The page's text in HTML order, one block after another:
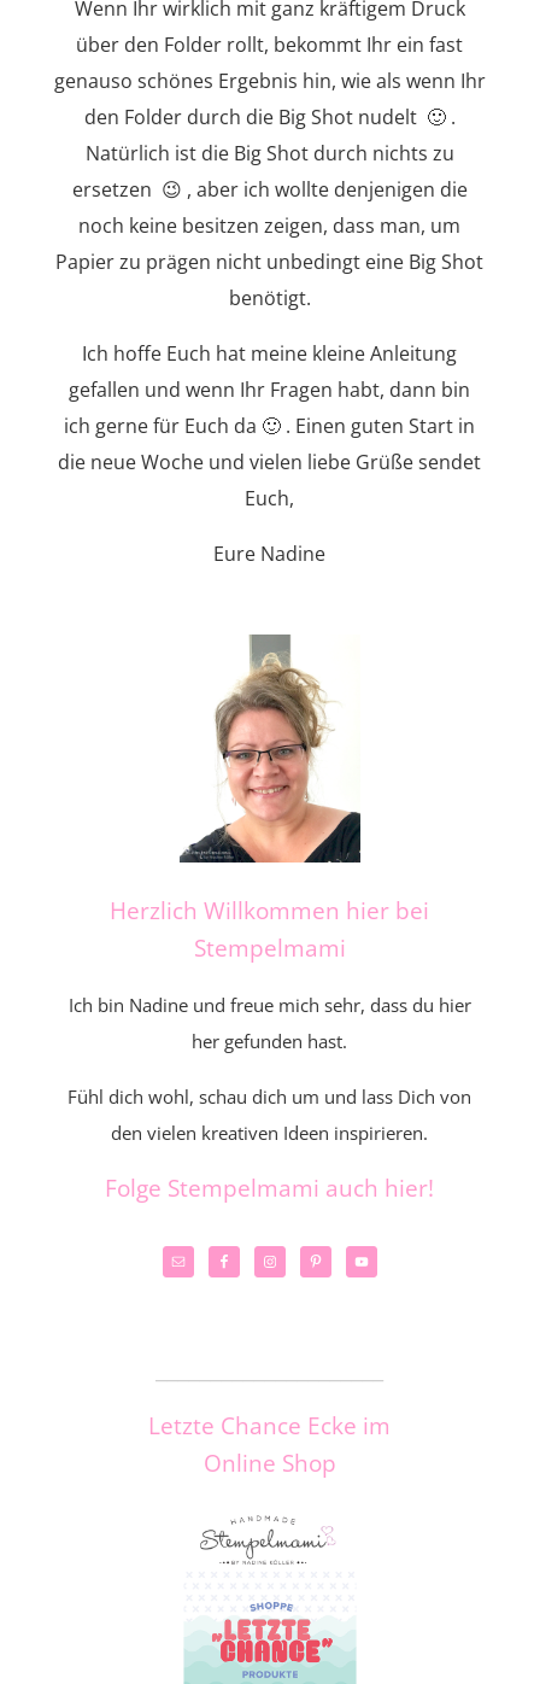
Wenn Ihr wirklich mit ganz kräftigem Druck
über den Folder rollt, bekommt Ihr ein fast
genauso schönes Ergebnis hin, wie als wenn Ihr
den Folder durch die Big Shot nudelt 🙂 .
Natürlich ist die Big Shot durch nichts zu
ersetzen 😉 , aber ich wollte denjenigen die
noch keine besitzen zeigen, dass man, um
Papier zu prägen nicht unbedingt eine Big Shot
benötigt.
Ich hoffe Euch hat meine kleine Anleitung
gefallen und wenn Ihr Fragen habt, dann bin
ich gerne für Euch da 🙂 . Einen guten Start in
die neue Woche und vielen liebe Grüße sendet
Euch,
Eure Nadine
Herzlich Willkommen hier bei
Stempelmami
Ich bin Nadine und freue mich sehr, dass du hier
her gefunden hast.
Fühl dich wohl, schau dich um und lass Dich von
den vielen kreativen Ideen inspirieren.
Folge Stempelmami auch hier!
Letzte Chance Ecke im
Online Shop